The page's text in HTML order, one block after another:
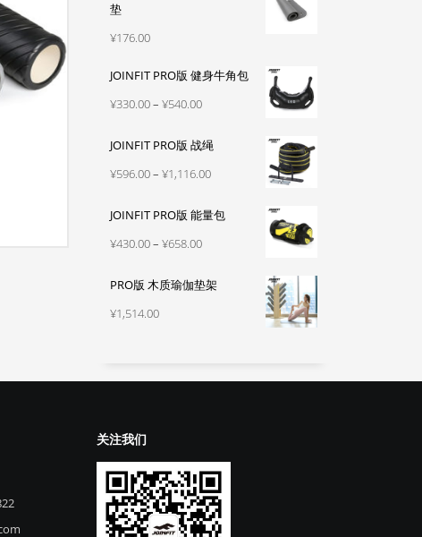
垫
¥176.00
JOINFIT PRO版 健身牛角包
¥330.00– ¥540.00价
范
围：
至
JOINFIT PRO版 战绳
¥596.00– ¥1,116.00价
范
至
JOINFIT PRO版 能量包
¥430.00– ¥658.00价
范
PRO版 木质瑜伽垫架
¥1,514.00
关注我们